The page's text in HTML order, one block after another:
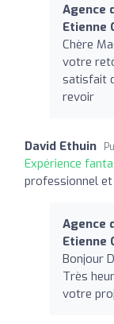
Agence
Etienne
Chère
votre
satisfait
revoir
David Ethuin
Expérience
professionnel
Agence
Etienne
Bonjour
Très
votre